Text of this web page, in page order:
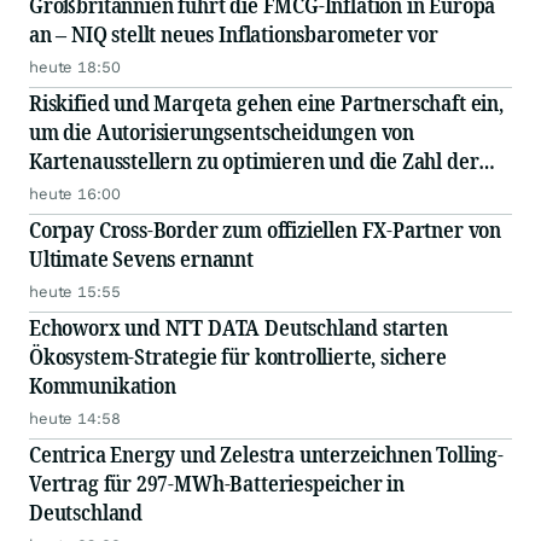
an – NIQ stellt neues Inflationsbarometer vor
heute 18:50
Riskified und Marqeta gehen eine Partnerschaft ein,
um die Autorisierungsentscheidungen von
Kartenausstellern zu optimieren und die Zahl der
fälschlichen Ablehnungen zu reduzieren
heute 16:00
Corpay Cross-Border zum offiziellen FX-Partner von
Ultimate Sevens ernannt
heute 15:55
Echoworx und NTT DATA Deutschland starten
Ökosystem-Strategie für kontrollierte, sichere
Kommunikation
heute 14:58
Centrica Energy und Zelestra unterzeichnen Tolling-
Vertrag für 297-MWh-Batteriespeicher in
Deutschland